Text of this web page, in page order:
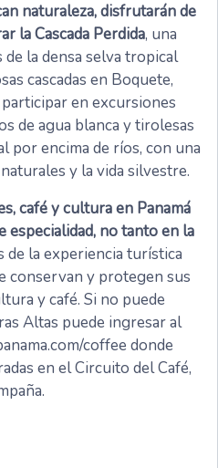
naturaleza, disfrutarán de
la Cascada Perdida, una
de la densa selva tropical
cascadas en Boquete,
en excursiones
de agua blanca y tirolesas
por encima de ríos, con una
y la vida silvestre.
café y cultura en Panamá
especialidad, no tanto en la
de la experiencia turística
conservan y protegen sus
y café. Si no puede
Altas puede ingresar al
coffee donde
en el Circuito del Café,